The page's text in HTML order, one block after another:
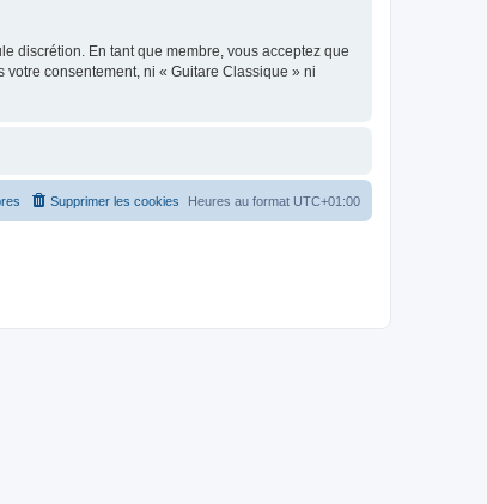
discrétion. En tant que membre, vous acceptez que
consentement, ni « Guitare Classique » ni
Heures au format UTC+01:00
Supprimer les cookies